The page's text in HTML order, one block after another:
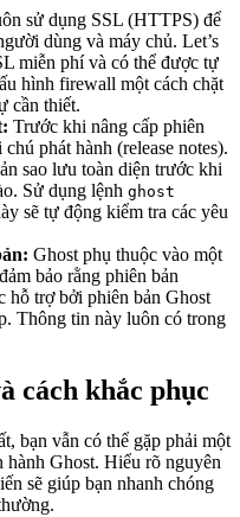
sử dụng SSL (HTTPS) để
dùng và máy chủ. Let’s
miễn phí và có thể được tự
hình firewall một cách chặt
cần thiết.
Trước khi nâng cấp phiên
phát hành (release notes).
sao lưu toàn diện trước khi
Sử dụng lệnh ghost
sẽ tự động kiểm tra các yêu
Ghost phụ thuộc vào một
bảo rằng phiên bản
hỗ trợ bởi phiên bản Ghost
Thông tin này luôn có trong
cách khắc phục
bạn vẫn có thể gặp phải một
hành Ghost. Hiểu rõ nguyên
sẽ giúp bạn nhanh chóng